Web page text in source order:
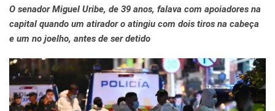
O senador Miguel Uribe, de 39 anos, falava com apoiadores na
capital quando um atirador o atingiu com dois tiros na cabeça
e um no joelho, antes de ser detido